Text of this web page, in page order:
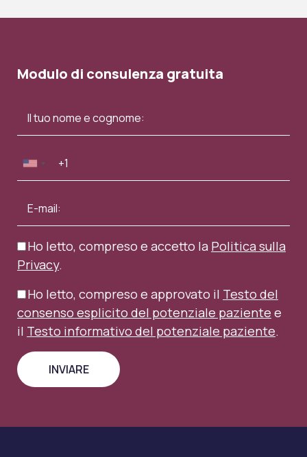
Modulo di consulenza gratuita
Ho letto, compreso e accetto la Politica sulla
Privacy.
Ho letto, compreso e approvato il Testo del
consenso esplicito del potenziale paziente e
il Testo informativo del potenziale paziente.